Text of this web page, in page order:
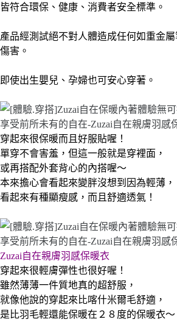
皆符合環保、健康、消費者安全標準。
產品經測試絕不對人體造成任何如重金
傷害。
即使出生嬰兒、孕婦也可安心穿著。
穿起來很保暖而且好服貼喔！
單穿不會害羞，但這一般就是穿裡面，
或再搭配外套背心的內搭喔～
本來擔心會看起來變胖沒想到因為輕薄，
看起來有種顯瘦感，而且舒適透氣！
Zuzai自在親膚羽感保暖衣
穿起來很輕膚彈性也很好喔！
雖然薄薄一件質地真的超舒服，
就像他說的穿起來比喀什米爾毛舒適，
是比羽毛輕還能保暖在２８度的保暖衣～